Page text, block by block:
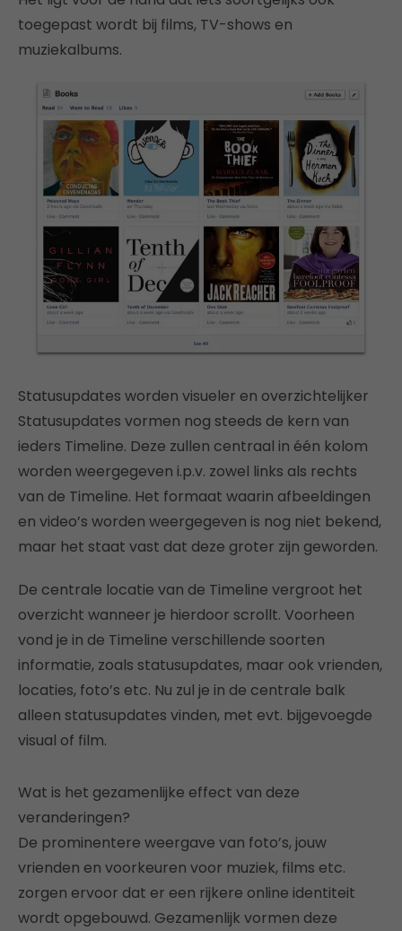
toegepast wordt bij films, TV-shows en
muziekalbums.
Statusupdates worden visueler en overzichtelijker
Statusupdates vormen nog steeds de kern van
ieders Timeline. Deze zullen centraal in één kolom
worden weergegeven i.p.v. zowel links als rechts
van de Timeline. Het formaat waarin afbeeldingen
en video’s worden weergegeven is nog niet bekend,
maar het staat vast dat deze groter zijn geworden.
De centrale locatie van de Timeline vergroot het
overzicht wanneer je hierdoor scrollt. Voorheen
vond je in de Timeline verschillende soorten
informatie, zoals statusupdates, maar ook vrienden,
locaties, foto’s etc. Nu zul je in de centrale balk
alleen statusupdates vinden, met evt. bijgevoegde
visual of film.
Wat is het gezamenlijke effect van deze
veranderingen?
De prominentere weergave van foto’s, jouw
vrienden en voorkeuren voor muziek, films etc.
zorgen ervoor dat er een rijkere online identiteit
wordt opgebouwd. Gezamenlijk vormen deze